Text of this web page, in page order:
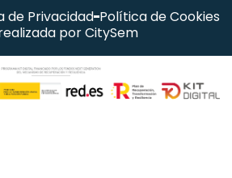
de Privacidad Política de Cookies
por CitySem